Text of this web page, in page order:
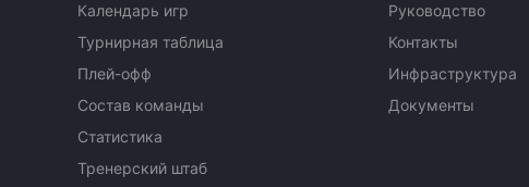
Календарь игр
Турнирная таблица
Плей-офф
Состав команды
Статистика
Тренерский штаб
Руководство
Контакты
Инфраструктура
Документы